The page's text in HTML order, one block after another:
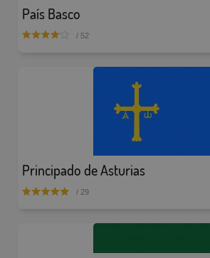
País Basco
/ 52
Principado de Asturias
/ 29